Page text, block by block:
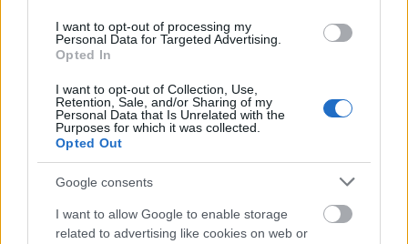
I want to opt-out of processing my
Personal Data for Targeted Advertising.
Opted In
I want to opt-out of Collection, Use,
Retention, Sale, and/or Sharing of my
Personal Data that Is Unrelated with the
Purposes for which it was collected.
Opted Out
Google consents
I want to allow Google to enable storage
related to advertising like cookies on web or